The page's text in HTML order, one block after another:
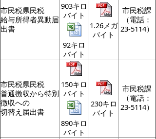
市民税県民税
給与所得者異動届
出書
903キロ
バイト
92キロ
バイト
1.26メガ
バイト
市民税課
（電話：
23-5114）
市民税県民税
普通徴収から特別
徴収への
切替え届出書
150キロ
バイト
890キロ
バイト
230キロ
バイト
市民税課
（電話：
23-5114）